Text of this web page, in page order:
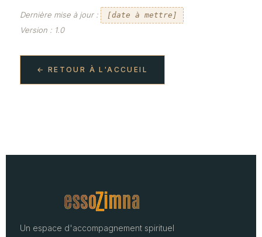
Dernière mise à jour : [date à mettre]
Version : 1.0
← RETOUR À L'ACCUEIL
Un espace d'accompagnement spirituel